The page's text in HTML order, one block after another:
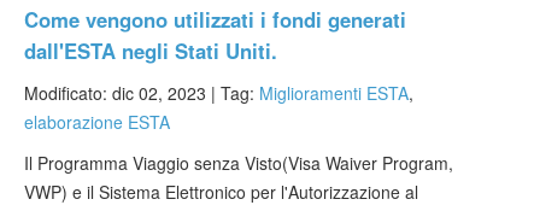
Come vengono utilizzati i fondi generati
dall'ESTA negli Stati Uniti.
Modificato: dic 02, 2023 | Tag: Miglioramenti ESTA,
elaborazione ESTA
Il Programma Viaggio senza Visto(Visa Waiver Program,
VWP) e il Sistema Elettronico per l'Autorizzazione al